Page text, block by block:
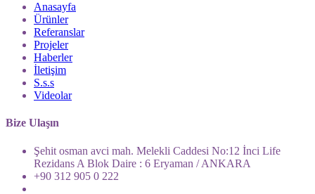
Anasayfa
Ürünler
Referanslar
Projeler
Haberler
İletişim
S.s.s
Videolar
Bize Ulaşın
Şehit osman avci mah. Melekli Caddesi No:12 İnci Life
Rezidans A Blok Daire : 6 Eryaman / ANKARA
+90 312 905 0 222